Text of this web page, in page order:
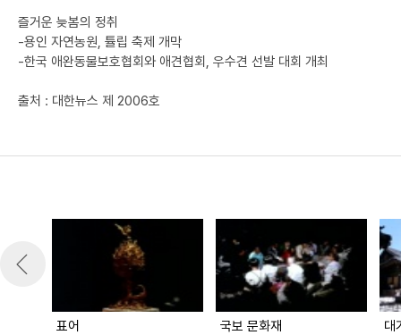
즐거운 늦봄의 정취
-용인 자연농원, 튤립 축제 개막
-한국 애완동물보호협회와 애견협회, 우수견 선발 대회 개최
출처 : 대한뉴스 제 2006호
표어 국보 문화재 대